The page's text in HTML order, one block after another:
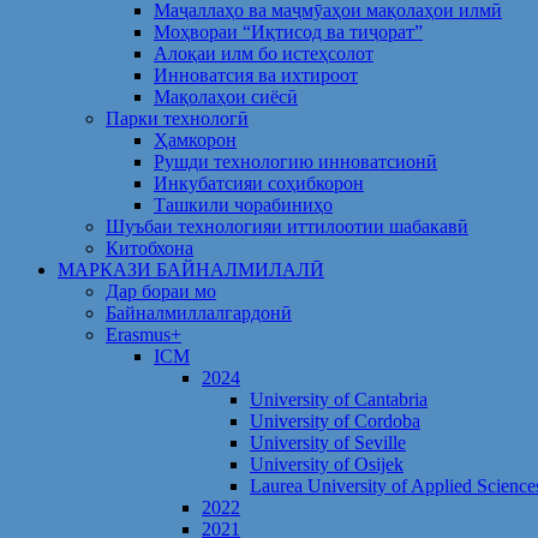
Маҷаллаҳо ва маҷмӯаҳои мақолаҳои илмӣ
Моҳвораи “Иқтисод ва тиҷорат”
Алоқаи илм бо истеҳсолот
Инноватсия ва ихтироот
Мақолаҳои сиёсӣ
Парки технологӣ
Ҳамкорон
Рушди технологию инноватсионӣ
Инкубатсияи соҳибкорон
Ташкили чорабиниҳо
Шуъбаи технологияи иттилоотии шабакавӣ
Китобхона
МАРКАЗИ БАЙНАЛМИЛАЛӢ
Дар бораи мо
Байналмиллалгардонӣ
Erasmus+
ICM
2024
University of Cantabria
University of Cordoba
University of Seville
University of Osijek
Laurea University of Applied
2022
2021